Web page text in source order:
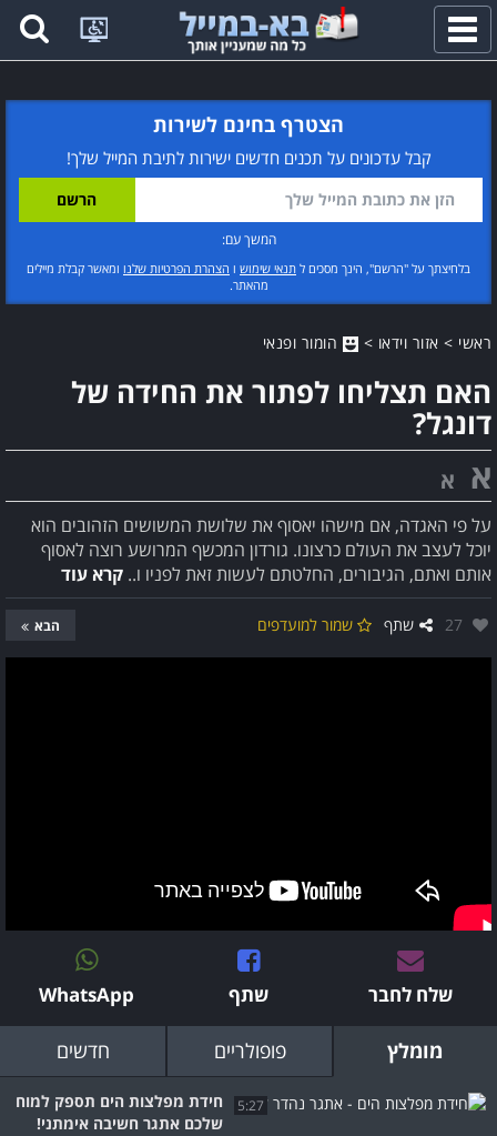
פתח
תפריט
הצטרף בחינם לשירות
קבל עדכונים על תכנים חדשים ישירות לתיבת המייל שלך!
המשך עם:
בלחיצתך על "הרשם", הינך מסכים ל תנאי שימוש ו הצהרת הפרטיות שלנו ומאשר קבלת מיילים
מהאתר.
ראשי > אזור וידאו > הומור ופנאי
האם תצליחו לפתור את החידה של
דונגל?
א א
על פי האגדה, אם מישהו יאסוף את שלושת המשושים הזהובים הוא
יוכל לעצב את העולם כרצונו. גורדון המכשף המרושע רוצה לאסוף
אותם ואתם, הגיבורים, החלטתם לעשות זאת לפניו ו.. קרא עוד
אהבו:
27 שתף שמור למועדפים הבא
שלח לחבר שתף WhatsApp
מומלץ פופולריים חדשים
5:27
חידת מפלצות הים תספק למוח
שלכם אתגר חשיבה אימתני!